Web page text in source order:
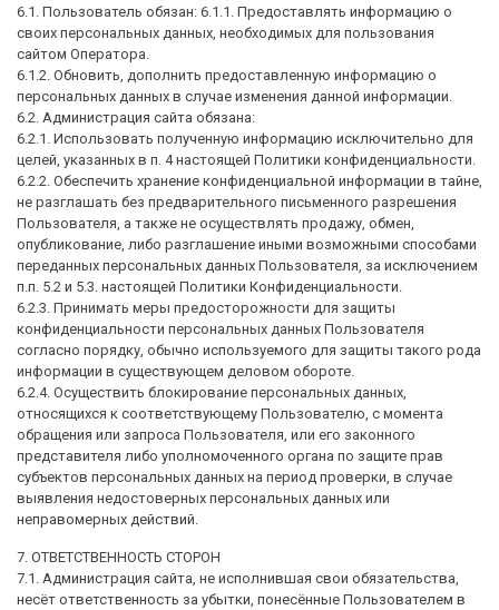
6.1. Пользователь обязан: 6.1.1. Предоставлять информацию о
своих персональных данных, необходимых для пользования
сайтом Оператора.
6.1.2. Обновить, дополнить предоставленную информацию о
персональных данных в случае изменения данной информации.
6.2. Администрация сайта обязана:
6.2.1. Использовать полученную информацию исключительно для
целей, указанных в п. 4 настоящей Политики конфиденциальности.
6.2.2. Обеспечить хранение конфиденциальной информации в тайне,
не разглашать без предварительного письменного разрешения
Пользователя, а также не осуществлять продажу, обмен,
опубликование, либо разглашение иными возможными способами
переданных персональных данных Пользователя, за исключением
п.п. 5.2 и 5.3. настоящей Политики Конфиденциальности.
6.2.3. Принимать меры предосторожности для защиты
конфиденциальности персональных данных Пользователя
согласно порядку, обычно используемого для защиты такого рода
информации в существующем деловом обороте.
6.2.4. Осуществить блокирование персональных данных,
относящихся к соответствующему Пользователю, с момента
обращения или запроса Пользователя, или его законного
представителя либо уполномоченного органа по защите прав
субъектов персональных данных на период проверки, в случае
выявления недостоверных персональных данных или
неправомерных действий.
7. ОТВЕТСТВЕННОСТЬ СТОРОН
7.1. Администрация сайта, не исполнившая свои обязательства,
несёт ответственность за убытки, понесённые Пользователем в